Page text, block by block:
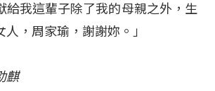
給我這輩子除了我的母親之外，生
，周家瑜，謝謝妳。」
麒